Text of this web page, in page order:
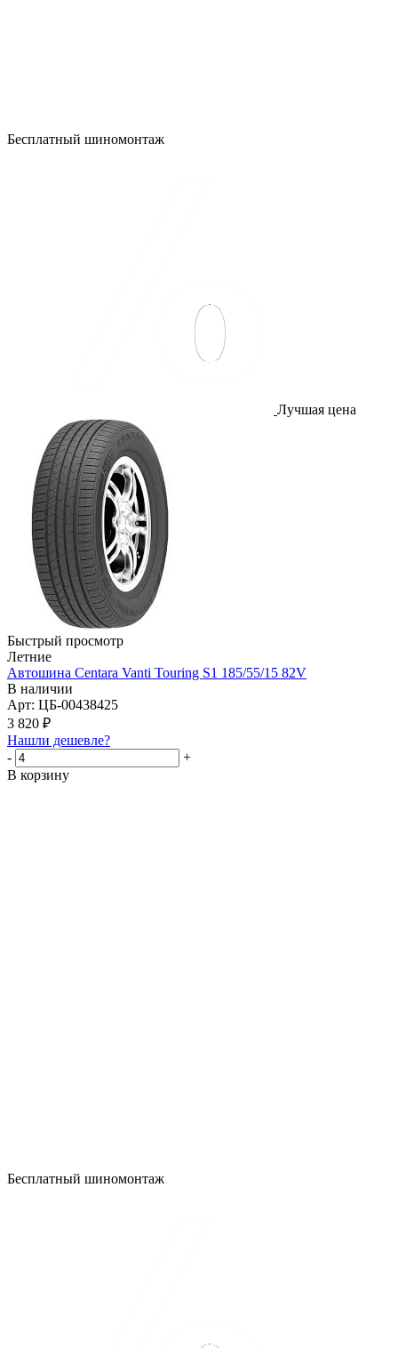
Бесплатный шиномонтаж
Лучшая цена
Быстрый просмотр
Летние
Автошина Centara Vanti Touring S1 185/55/15 82V
В наличии
Арт: ЦБ-00438425
3 820 ₽
Нашли дешевле?
-
+
В корзину
Бесплатный шиномонтаж